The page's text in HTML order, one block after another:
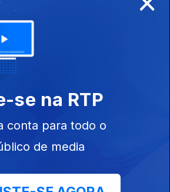
Rocha, António Vieira, Ana
e Augusto Pinho, um
de Fados.
vivo" no Restaurante
se na RTP
conta para todo o
de media